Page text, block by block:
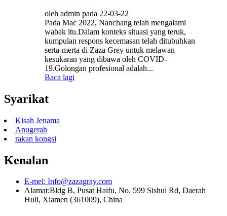
oleh admin pada 22-03-22
Pada Mac 2022, Nanchang telah mengalami
wabak itu.Dalam konteks situasi yang teruk,
kumpulan respons kecemasan telah ditubuhkan
serta-merta di Zaza Grey untuk melawan
kesukaran yang dibawa oleh COVID-
19.Golongan profesional adalah...
Baca lagi
Syarikat
Kisah Jenama
Anugerah
rakan kongsi
Kenalan
E-mel: Info@zazagray.com
Alamat:Bldg B, Pusat Haifu, No. 599 Sishui Rd, Daerah
Huli, Xiamen (361009), China